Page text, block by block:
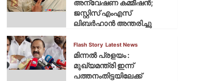
അന്വേഷണ കമ്മീഷന്‍;
ജസ്റ്റിസ് എംഎസ്
ലിബര്‍ഹാന്‍ അന്തരിച്ചു
Flash Story Latest News
മിന്നല്‍ പ്രളയം :
മുഖ്യമന്ത്രി ഇന്ന്
പത്തനംതിട്ടയിലേക്ക്